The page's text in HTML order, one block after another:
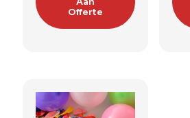
Offerte